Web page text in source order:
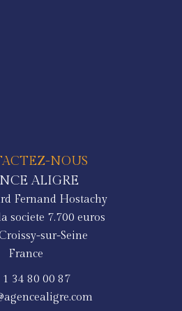
NOUS
ALIGRE
Fernand Hostachy
societe 7.700 euros
sur-Seine
France
1 34 80 00 87